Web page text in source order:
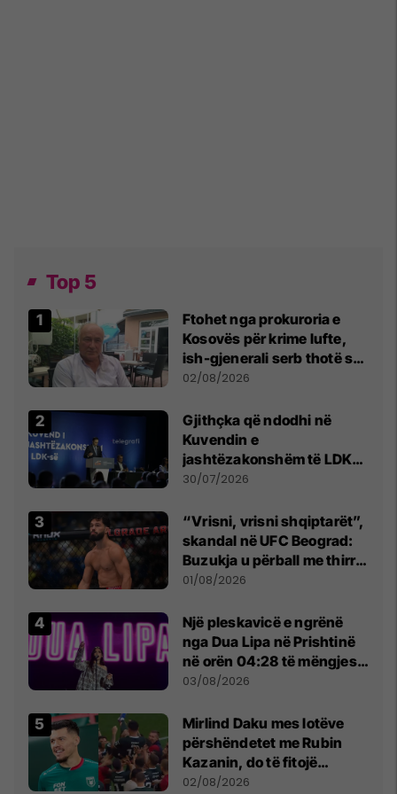
Top 5
Ftohet nga prokuroria e
Kosovës për krime lufte,
ish-gjenerali serb thotë se
dikush e tradhtoi në
02/08/2026
Gjithçka që ndodhi në
Kuvendin e
jashtëzakonshëm të LDK-
së
30/07/2026
“Vrisni, vrisni shqiptarët”,
skandal në UFC Beograd:
Buzukja u përball me thirrje
anti-shqiptare nga
01/08/2026
Një pleskavicë e ngrënë
nga Dua Lipa në Prishtinë
në orën 04:28 të mëngjesit
- dhe bota digjitale serbe
03/08/2026
Mirlind Daku mes lotëve
përshëndetet me Rubin
Kazanin, do të fitojë
miliona te Spartak Moska
02/08/2026